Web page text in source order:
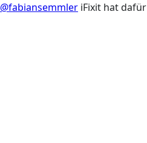
@fabiansemmler iFixit hat dafür